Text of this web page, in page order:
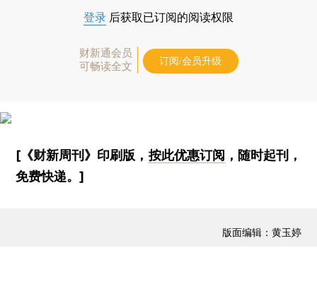
登录 后获取已订阅的阅读权限
财新通会员
可畅读全文
订阅/会员升级
[《财新周刊》印刷版， 按此优惠订阅 ，随时起刊，
免费快递。]
版面编辑：黄玉婷